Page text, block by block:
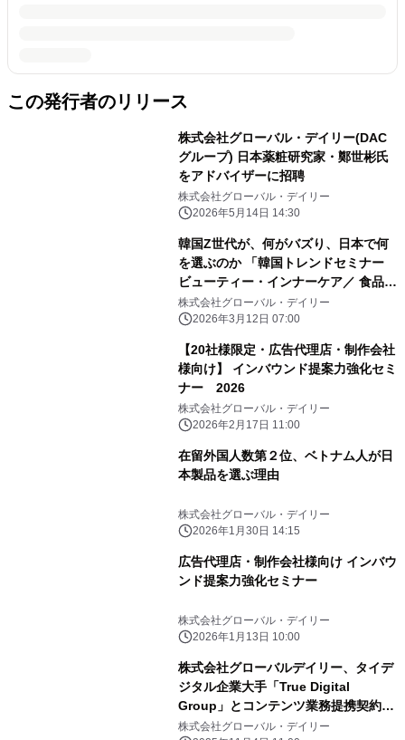
この発行者のリリース
株式会社グローバル・デイリー(DAC
グループ) 日本薬粧研究家・鄭世彬氏
をアドバイザーに招聘
株式会社グローバル・デイリー
2026年5月14日 14:30
韓国Z世代が、何がバズり、日本で何
を選ぶのか 「韓国トレンドセミナー
ビューティー・インナーケア／ 食品・
菓子」開催決定
株式会社グローバル・デイリー
2026年3月12日 07:00
【20社様限定・広告代理店・制作会社
様向け】 インバウンド提案力強化セミ
ナー 2026
株式会社グローバル・デイリー
2026年2月17日 11:00
在留外国人数第２位、ベトナム人が日
本製品を選ぶ理由
株式会社グローバル・デイリー
2026年1月30日 14:15
広告代理店・制作会社様向け インバウ
ンド提案力強化セミナー
株式会社グローバル・デイリー
2026年1月13日 10:00
株式会社グローバルデイリー、タイデ
ジタル企業大手「True Digital
Group」とコンテンツ業務提携契約を
締結
株式会社グローバル・デイリー